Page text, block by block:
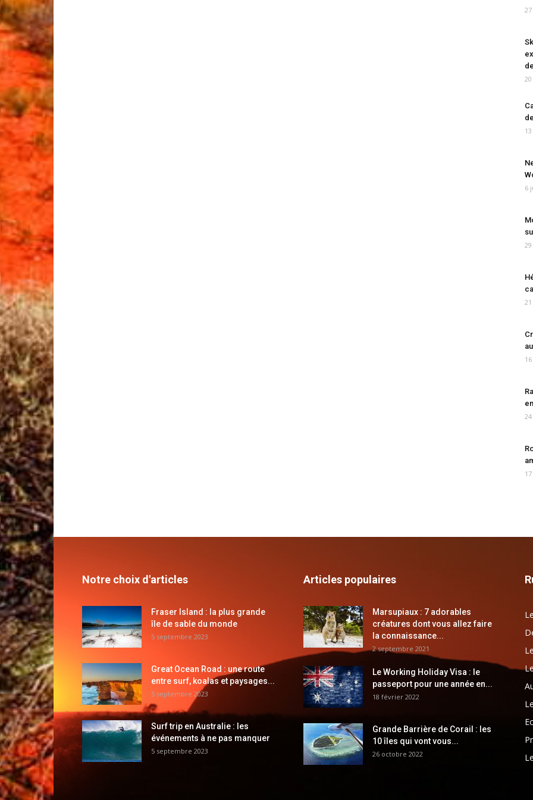
6
Notre choix d'articles
Fraser Island : la plus grande
île de sable du monde
5 septembre 2023
Great Ocean Road : une route
entre surf, koalas et paysages...
5 septembre 2023
Surf trip en Australie : les
événements à ne pas manquer
5 septembre 2023
Articles populaires
Marsupiaux : 7 adorables
créatures dont vous allez faire
la connaissance...
2 septembre 2021
Le Working Holiday Visa : le
passeport pour une année en...
18 février 2022
Grande Barrière de Corail : les
10 îles qui vont vous...
26 octobre 2022